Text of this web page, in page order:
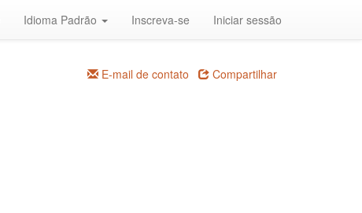
Idioma Padrão Inscreva-se Iniciar sessão
E-mail de contato Compartilhar